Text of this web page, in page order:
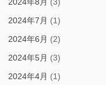
2024年7月 (1)
2024年6月 (2)
2024年5月 (3)
2024年4月 (1)